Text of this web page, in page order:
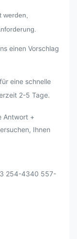
einen Vorschlag
eine schnelle
2-5 Tage.
Antwort +
Ihnen